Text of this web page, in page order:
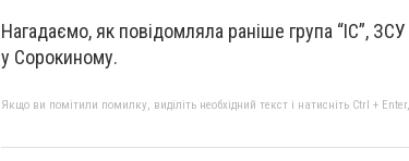
Нагадаємо, як повідомляла раніше група “ІС”,
у Сорокиному.
Якщо ви помітили помилку, виділіть необхідний текст і натисніть Ctrl +